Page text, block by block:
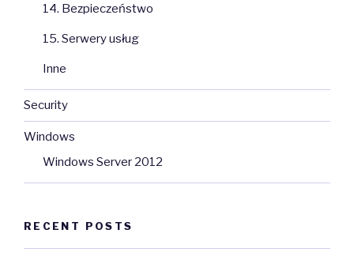
14. Bezpieczeństwo
15. Serwery usług
Inne
Security
Windows
Windows Server 2012
RECENT POSTS